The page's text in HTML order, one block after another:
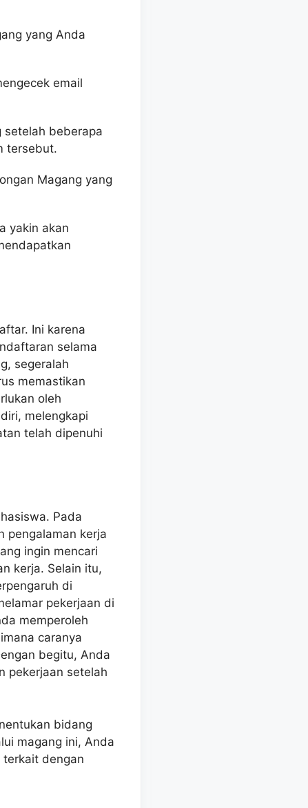
yang Anda
email
setelah beberapa
tersebut.
Magang yang
yakin akan
Ini karena
selama
segeralah
memastikan
oleh
melengkapi
telah dipenuhi
Pada
pengalaman kerja
ingin mencari
kerja. Selain itu,
di
pekerjaan di
memperoleh
caranya
begitu, Anda
pekerjaan setelah
bidang
magang ini, Anda
dengan